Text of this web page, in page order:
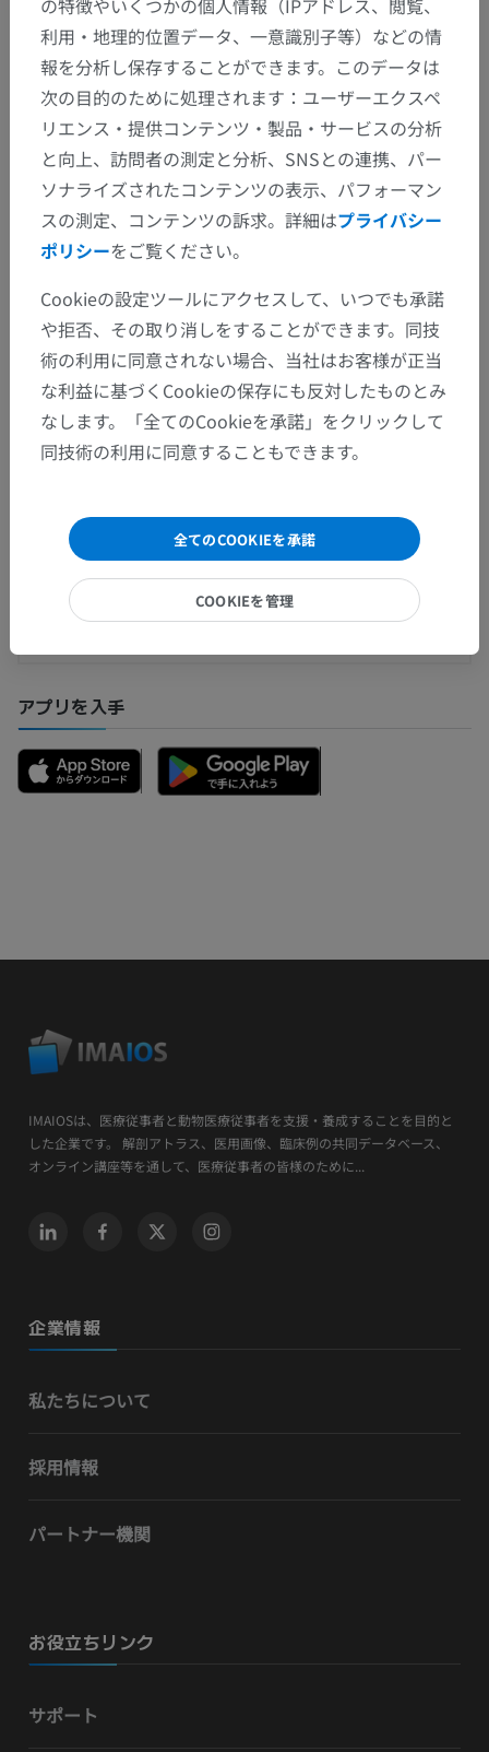
中隔核群
扁桃体
レンズ核下拡大扁桃体
分界条床核
詳細を見る
人体解剖学1
翻訳
修正や翻訳、内容の改善の提案がありましたらどう
問題を報告
アプリを入手
IMAIOSは、医療従事者と動物医療従事者を支援・養成することを目的と
した企業です。 解剖アトラス、医用画像、臨床例の共同データベース、
オンライン講座等を通して、医療従事者の皆様のために...
企業情報
私たちについて
採用情報
パートナー機関
お役立ちリンク
サポート
の特徴やいくつかの個人情報（IPアドレス、閲覧、
利用・地理的位置データ、一意識別子等）などの情
報を分析し保存することができます。このデータは
次の目的のために処理されます：ユーザーエクスペ
リエンス・提供コンテンツ・製品・サービスの分析
と向上、訪問者の測定と分析、SNSとの連携、パー
ソナライズされたコンテンツの表示、パフォーマン
スの測定、コンテンツの訴求。詳細はプライバシー
ポリシーをご覧ください。
Cookieの設定ツールにアクセスして、いつでも承諾
や拒否、その取り消しをすることができます。同技
術の利用に同意されない場合、当社はお客様が正当
な利益に基づくCookieの保存にも反対したものとみ
なします。「全てのCookieを承諾」をクリックして
同技術の利用に同意することもできます。
全てのCOOKIEを承諾
COOKIEを管理